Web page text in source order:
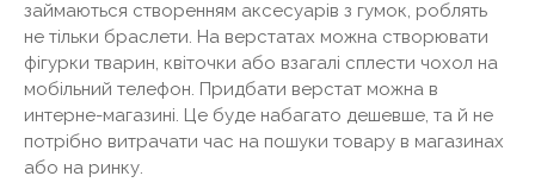
займаються створенням аксесуарів з гумок, роблять
не тільки браслети. На верстатах можна створювати
фігурки тварин, квіточки або взагалі сплести чохол на
мобільний телефон. Придбати верстат можна в
интерне-магазині. Це буде набагато дешевше, та й не
потрібно витрачати час на пошуки товару в магазинах
або на ринку.